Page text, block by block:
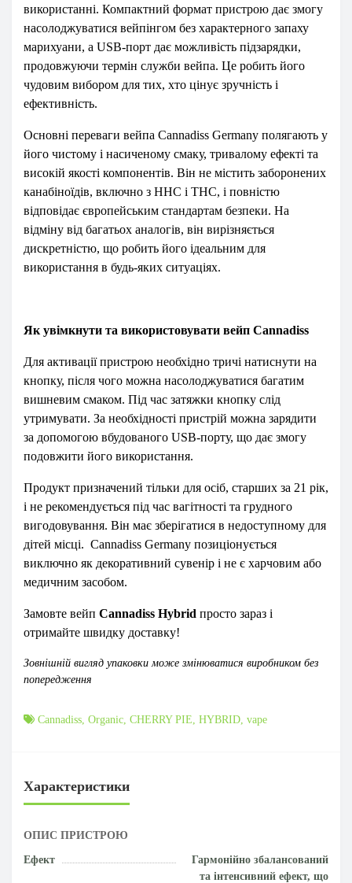
використанні. Компактний формат пристрою дає змогу
насолоджуватися вейпінгом без характерного запаху
марихуани, а USB-порт дає можливість підзарядки,
продовжуючи термін служби вейпа. Це робить його
чудовим вибором для тих, хто цінує зручність і
ефективність.
Основні переваги вейпа Cannadiss Germany полягають у
його чистому і насиченому смаку, тривалому ефекті та
високій якості компонентів. Він не містить заборонених
канабіноїдів, включно з HHC і THC, і повністю
відповідає європейським стандартам безпеки. На
відміну від багатьох аналогів, він вирізняється
дискретністю, що робить його ідеальним для
використання в будь-яких ситуаціях.
Як увімкнути та використовувати вейп Cannadiss
Для активації пристрою необхідно тричі натиснути на
кнопку, після чого можна насолоджуватися багатим
вишневим смаком. Під час затяжки кнопку слід
утримувати. За необхідності пристрій можна зарядити
за допомогою вбудованого USB-порту, що дає змогу
подовжити його використання.
Продукт призначений тільки для осіб, старших за 21 рік,
і не рекомендується під час вагітності та грудного
вигодовування. Він має зберігатися в недоступному для
дітей місці. Cannadiss Germany позиціонується
виключно як декоративний сувенір і не є харчовим або
медичним засобом.
Замовте вейп Cannadiss Hybrid просто зараз і
отримайте швидку доставку!
Зовнішній вигляд упаковки може змінюватися виробником без
попередження
Cannadiss, Organic, CHERRY PIE, HYBRID, vape
Характеристики
ОПИС ПРИСТРОЮ
Ефект
Гармонійно збалансований
та інтенсивний ефект, що